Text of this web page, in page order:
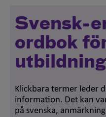
Svensk-
ordbok
Klickbara termer leder
information. Det kan
på svenska,